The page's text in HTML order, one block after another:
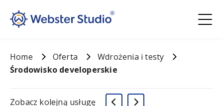
Home Oferta
Wdrożenia i testy
Środowisko developerskie
Zobacz kolejną usługę